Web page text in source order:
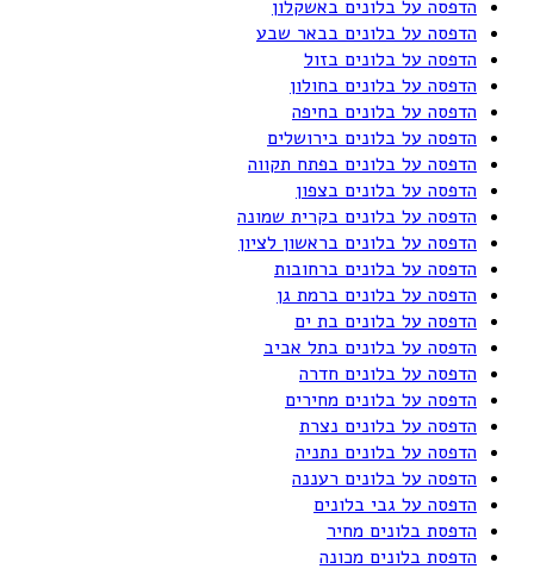
הדפסה על בלונים באשקלון
הדפסה על בלונים בבאר שבע
הדפסה על בלונים בזול
הדפסה על בלונים בחולון
הדפסה על בלונים בחיפה
הדפסה על בלונים בירושלים
הדפסה על בלונים בפתח תקווה
הדפסה על בלונים בצפון
הדפסה על בלונים בקרית שמונה
הדפסה על בלונים בראשון לציון
הדפסה על בלונים ברחובות
הדפסה על בלונים ברמת גן
הדפסה על בלונים בת ים
הדפסה על בלונים בתל אביב
הדפסה על בלונים חדרה
הדפסה על בלונים מחירים
הדפסה על בלונים נצרת
הדפסה על בלונים נתניה
הדפסה על בלונים רעננה
הדפסה על גבי בלונים
הדפסת בלונים מחיר
הדפסת בלונים מכונה